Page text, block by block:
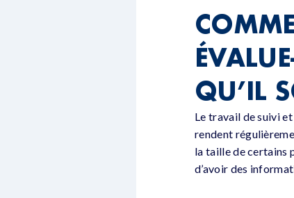
QU’IL
Le travail de suivi
rendent
la taille de certains
d’avoir des